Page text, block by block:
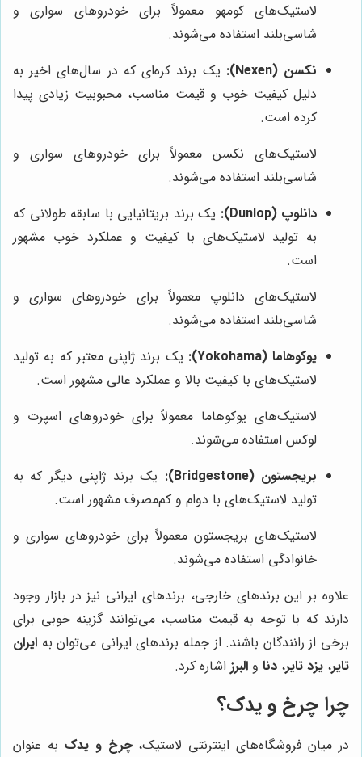
لاستیک‌های کومهو معمولاً برای خودروهای سواری و
شاسی‌بلند استفاده می‌شوند.
نکسن (Nexen):
یک برند کره‌ای که در سال‌های اخیر به
دلیل کیفیت خوب و قیمت مناسب، محبوبیت زیادی پیدا
کرده است.
لاستیک‌های نکسن معمولاً برای خودروهای سواری و
شاسی‌بلند استفاده می‌شوند.
دانلوپ (Dunlop):
یک برند بریتانیایی با سابقه طولانی که
به تولید لاستیک‌های با کیفیت و عملکرد خوب مشهور
است.
لاستیک‌های دانلوپ معمولاً برای خودروهای سواری و
شاسی‌بلند استفاده می‌شوند.
یوکوهاما (Yokohama):
یک برند ژاپنی معتبر که به تولید
لاستیک‌های با کیفیت بالا و عملکرد عالی مشهور است.
لاستیک‌های یوکوهاما معمولاً برای خودروهای اسپرت و
لوکس استفاده می‌شوند.
بریجستون (Bridgestone):
یک برند ژاپنی دیگر که به
تولید لاستیک‌های با دوام و کم‌مصرف مشهور است.
لاستیک‌های بریجستون معمولاً برای خودروهای سواری و
خانوادگی استفاده می‌شوند.
علاوه بر این برندهای خارجی، برندهای ایرانی نیز در بازار وجود
دارند که با توجه به قیمت مناسب، می‌توانند گزینه خوبی برای
برخی از رانندگان باشند. از جمله برندهای ایرانی می‌توان به ایران
تایر، یزد تایر، دنا و البرز اشاره کرد.
چرا چرخ و یدک؟
در میان فروشگاه‌های اینترنتی لاستیک،چرخ و یدک به عنوان